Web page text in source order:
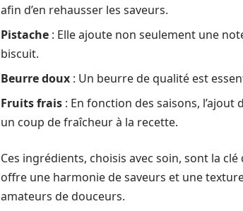
afin d’en rehausser les saveurs.
Pistache : Elle ajoute non seulement une
biscuit.
Beurre doux : Un beurre de qualité est
Fruits frais : En fonction des saisons,
un coup de fraîcheur à la recette.
Ces ingrédients, choisis avec soin, sont la
offre une harmonie de saveurs et une
amateurs de douceurs.